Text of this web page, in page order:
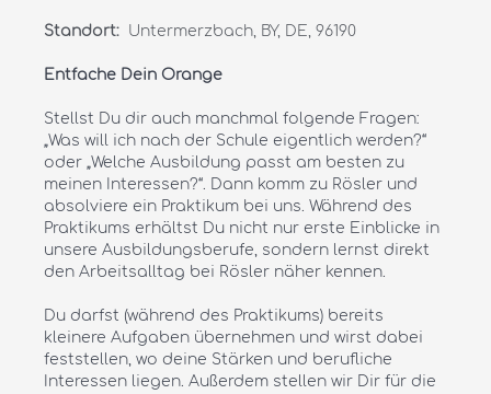
Standort: Untermerzbach, BY, DE, 96190
Entfache Dein Orange
Stellst Du dir auch manchmal folgende Fragen:
„Was will ich nach der Schule eigentlich werden?“
oder „Welche Ausbildung passt am besten zu
meinen Interessen?“. Dann komm zu Rösler und
absolviere ein Praktikum bei uns. Während des
Praktikums erhältst Du nicht nur erste Einblicke in
unsere Ausbildungsberufe, sondern lernst direkt
den Arbeitsalltag bei Rösler näher kennen.
Du darfst (während des Praktikums) bereits
kleinere Aufgaben übernehmen und wirst dabei
feststellen, wo deine Stärken und berufliche
Interessen liegen. Außerdem stellen wir Dir für die